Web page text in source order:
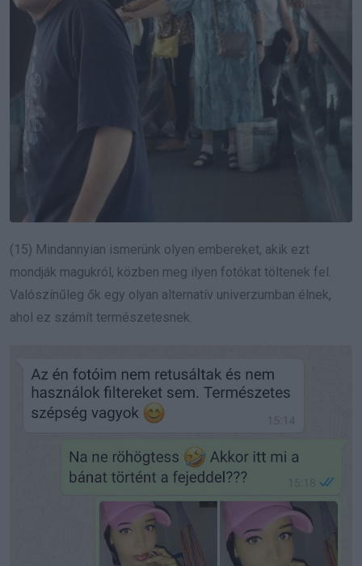
(15) Mindannyian ismerünk olyen embereket, akik ezt
mondják magukról, közben meg ilyen fotókat töltenek fel.
Valószínűleg ők egy olyan alternatív univerzumban élnek,
ahol ez számít természetesnek.